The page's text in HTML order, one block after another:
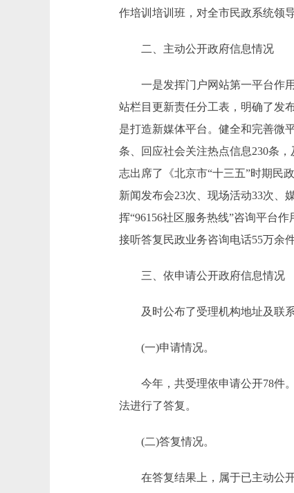
作培训培训班，对全市民政系统领
二、主动公开政府信息情况
一是发挥门户网站第一平台作用
站栏目更新责任分工表，明确了发
是打造新媒体平台。健全和完善微
条、回应社会关注热点信息230条
志出席了《北京市“十三五”时期民
新闻发布会23次、现场活动33次、
挥“96156社区服务热线”咨询平台
接听答复民政业务咨询电话55万余件
三、依申请公开政府信息情况
及时公布了受理机构地址及联系
(一)申请情况。
今年，共受理依申请公开78件。
法进行了答复。
(二)答复情况。
在答复结果上，属于已主动公开